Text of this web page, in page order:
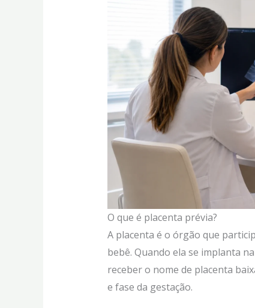
O que é placenta prévia?
A placenta é o órgão que
bebê. Quando ela se implanta
receber o nome de placenta
e fase da gestação.